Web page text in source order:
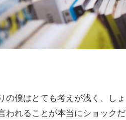
の僕はとても考えが浅く、し
われることが本当にショック